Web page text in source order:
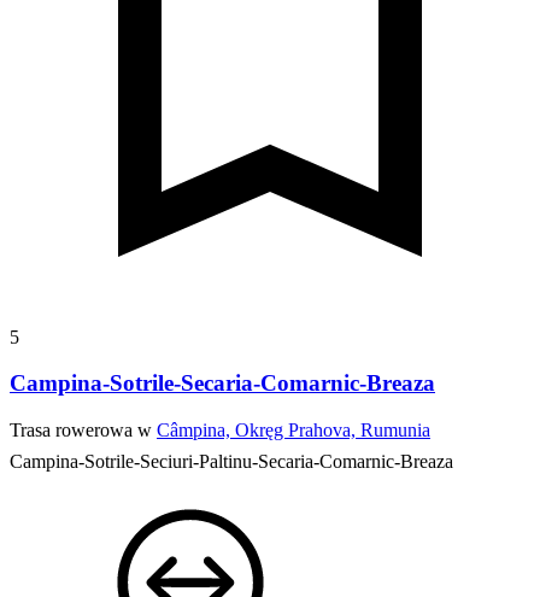
5
Campina-Sotrile-Secaria-Comarnic-Breaza
Trasa rowerowa w Câmpina, Okręg Prahova, Rumunia
Campina-Sotrile-Seciuri-Paltinu-Secaria-Comarnic-Breaza